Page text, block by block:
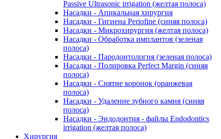
Passive Ultrasonic irrigation (желтая полоса)
Насадки - Апикальная хирургия
Насадки - Гигиена Periofine (синяя полоса)
Насадки - Микрохирургия (желтая полоса)
Насадки - Обработка имплантов (зеленая
полоса)
Насадки - Пародонтология (зеленая полоса)
Насадки - Полировка Perfect Margin (синяя
полоса)
Насадки - Снятие коронок (оранжевая
полоса)
Насадки - Удаление зубного камня (синяя
полоса)
Насадки - Эндодонтия - файлы Endodontics
irrigation (желтая полоса)
Хирургия